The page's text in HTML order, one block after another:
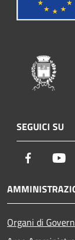
SEGUICI SU
Facebook
Organi di